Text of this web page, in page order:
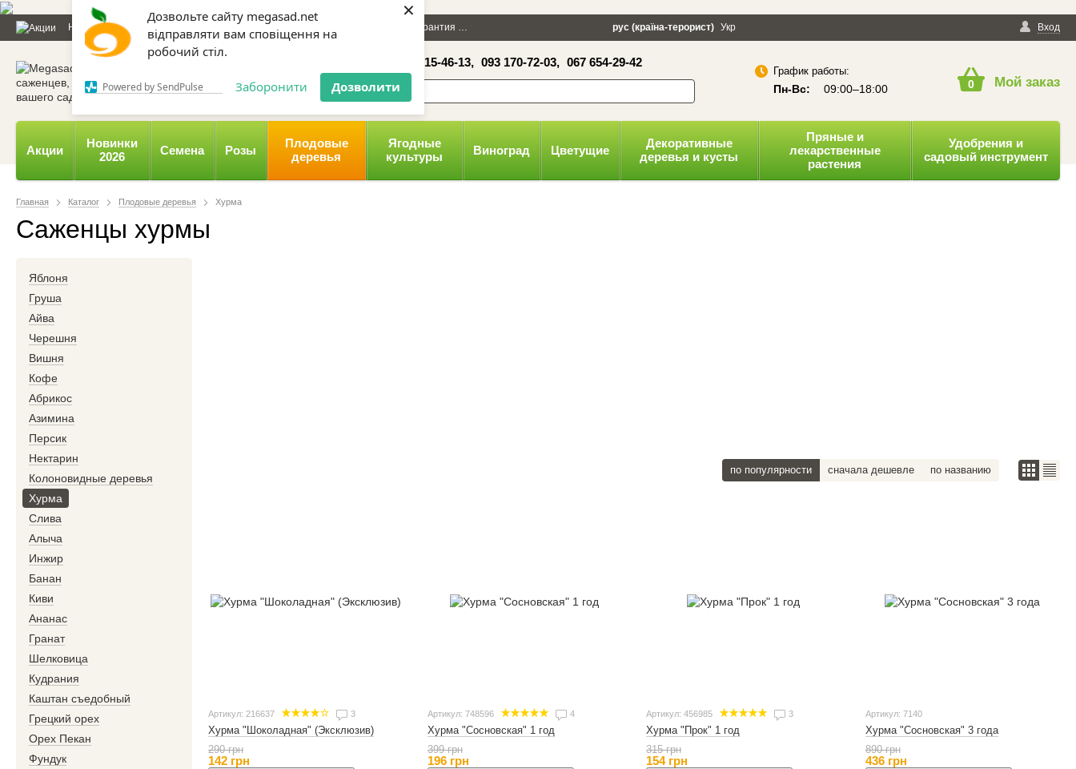
Дозвольте сайту megasad.net
відправляти вам сповіщення на
робочий стіл.
Powered by SendPulse Заборонити Дозволити
×
Новости и статьи Контакты Отзывы Гарантия Оплата и доставка Политика конфиденциальности Вход
рус (країна-терорист) Укр
050 515-46-13, 093 170-72-03, 067 654-29-42
График работы:
Пн-Вс: 09:00–18:00 0 Мой заказ
Акции
Новинки
2026
Семена Розы
Плодовые
деревья
Ягодные
культуры
Виноград Цветущие
Декоративные
деревья и кусты
Пряные и
лекарственные
растения
Удобрения и
садовый инструмент
Главная Каталог Плодовые деревья Хурма
Саженцы хурмы
по популярности сначала дешевле по названию
Артикул: 216637 3
Хурма "Шоколадная" (Эксклюзив)
290 грн
142 грн
Артикул: 748596 4
Хурма "Сосновская" 1 год
399 грн
196 грн
Артикул: 456985 3
Хурма "Прок" 1 год
315 грн
154 грн
Артикул: 7140
Хурма "Сосновская" 3 года
890 грн
436 грн
Яблоня
Груша
Айва
Черешня
Вишня
Кофе
Абрикос
Азимина
Персик
Нектарин
Колоновидные деревья
Хурма
Слива
Алыча
Инжир
Банан
Киви
Ананас
Гранат
Шелковица
Кудрания
Каштан съедобный
Грецкий орех
Орех Пекан
Фундук